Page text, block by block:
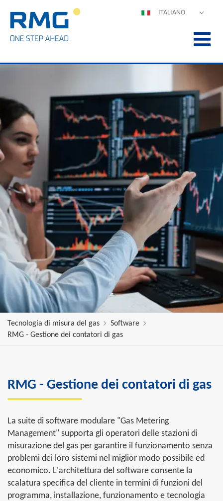
FRANÇAIS
ITALIANO
PORTUGUÊS
Tecnologia di misura del gas
Software
RMG - Gestione dei contatori di gas
RMG - Gestione dei contatori di gas
La suite di software modulare "Gas Metering
Management" supporta gli operatori delle stazioni di
misurazione del gas per garantire il funzionamento senza
problemi dei loro sistemi nel miglior modo possibile ed
economico. L'architettura del software consente la
scalatura specifica del cliente in termini di funzioni del
programma, installazione, funzionamento e tecnologia